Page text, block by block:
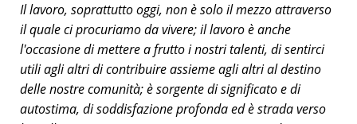
Il lavoro, soprattutto oggi, non è solo il mezzo attraverso
il quale ci procuriamo da vivere; il lavoro è anche
l'occasione di mettere a frutto i nostri talenti, di sentirci
utili agli altri di contribuire assieme agli altri al destino
delle nostre comunità; è sorgente di significato e di
autostima, di soddisfazione profonda ed è strada verso